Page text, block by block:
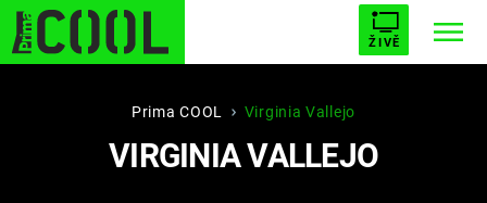
ŽIVĚ
STARHOUSE BUFFY, PŘEMOŽITELKA UPÍRŮ
PLNEJ KOTEL AVENGERS 5
Prima COOL Virginia Vallejo
VIRGINIA VALLEJO